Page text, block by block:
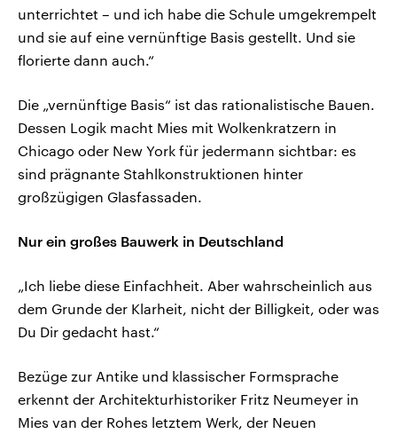
unterrichtet – und ich habe die Schule umgekrempelt
und sie auf eine vernünftige Basis gestellt. Und sie
florierte dann auch.“
Die „vernünftige Basis“ ist das rationalistische Bauen.
Dessen Logik macht Mies mit Wolkenkratzern in
Chicago oder New York für jedermann sichtbar: es
sind prägnante Stahlkonstruktionen hinter
großzügigen Glasfassaden.
Nur ein großes Bauwerk in Deutschland
„Ich liebe diese Einfachheit. Aber wahrscheinlich aus
dem Grunde der Klarheit, nicht der Billigkeit, oder was
Du Dir gedacht hast.“
Bezüge zur Antike und klassischer Formsprache
erkennt der Architekturhistoriker Fritz Neumeyer in
Mies van der Rohes letztem Werk, der Neuen